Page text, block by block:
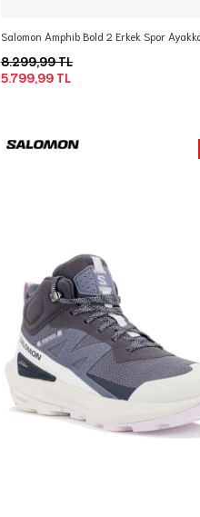
Salomon Amphib Bold 2 Erkek Spor
5.799,99 TL
8.299,99 TL